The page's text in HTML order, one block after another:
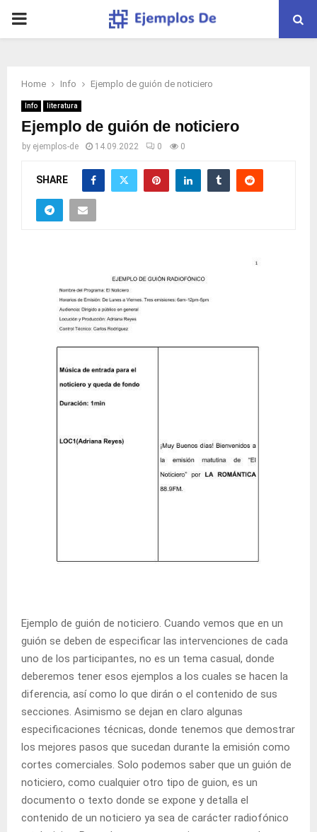
PRIMARY
Home Info Ejemplo de guión de noticiero
Info literatura
Ejemplo de guión de noticiero
by ejemplos-de 14.09.2022 0 0
SHARE
Ejemplo de guión de noticiero. Cuando vemos que en un
guión se deben de especificar las intervenciones de cada
uno de los participantes, no es un tema casual, donde
deberemos tener esos ejemplos a los cuales se hacen la
diferencia, así como lo que dirán o el contenido de sus
secciones. Asimismo se dejan en claro algunas
especificaciones técnicas, donde tenemos que demostrar
los mejores pasos que sucedan durante la emisión como
cortes comerciales. Solo podemos saber que un guión de
noticiero, como cualquier otro tipo de guion, es un
documento o texto donde se expone y detalla el
contenido de un noticiero ya sea de carácter radiofónico